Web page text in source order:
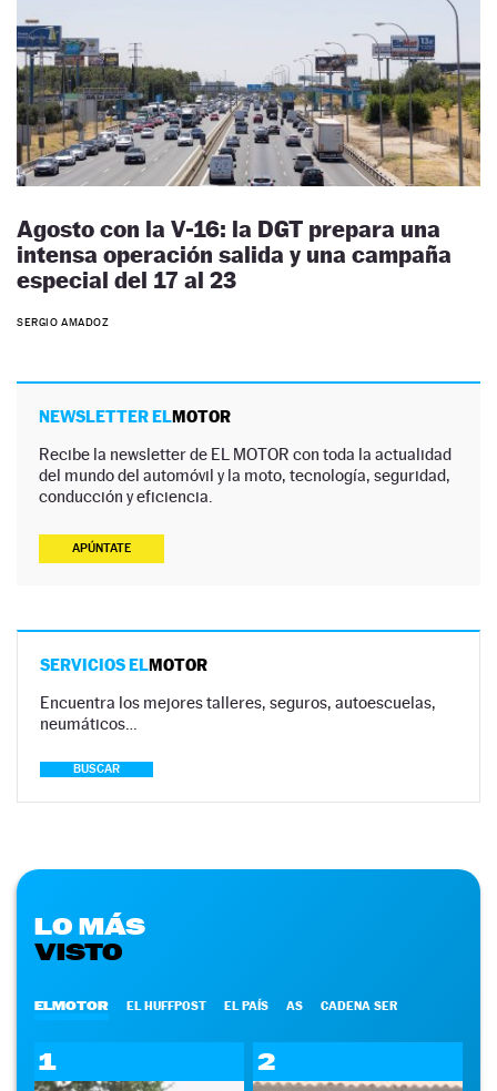
Agosto con la V-16: la DGT prepara una
intensa operación salida y una campaña
especial del 17 al 23
SERGIO AMADOZ
NEWSLETTER ELMOTOR
Recibe la newsletter de EL MOTOR con toda la actualidad
del mundo del automóvil y la moto, tecnología, seguridad,
conducción y eficiencia.
APÚNTATE
SERVICIOS ELMOTOR
Encuentra los mejores talleres, seguros, autoescuelas,
neumáticos…
BUSCAR
LO MÁS
VISTO
ELMOTOR EL HUFFPOST EL PAÍS AS CADENA SER
1 2